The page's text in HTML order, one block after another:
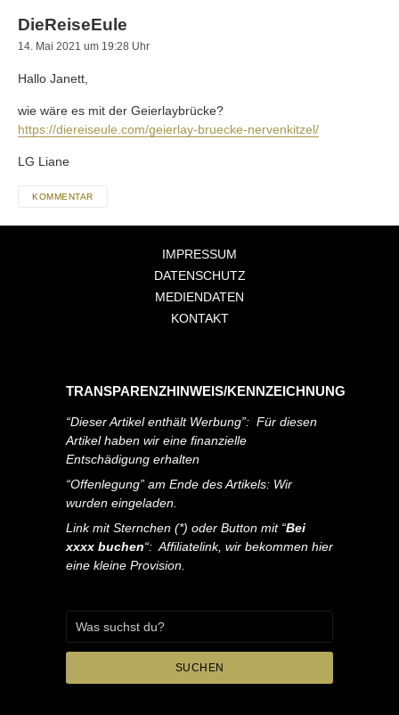
DieReiseEule
14. Mai 2021 um 19:28 Uhr
Hallo Janett,
wie wäre es mit der Geierlaybrücke?
https://diereiseule.com/geierlay-bruecke-nervenkitzel/
LG Liane
KOMMENTAR
IMPRESSUM
DATENSCHUTZ
MEDIENDATEN
KONTAKT
TRANSPARENZHINWEIS/KENNZEICHNUNG
“Dieser Artikel enthält Werbung”: Für diesen
Artikel haben wir eine finanzielle
Entschädigung erhalten
“Offenlegung” am Ende des Artikels: Wir
wurden eingeladen.
Link mit Sternchen (*) oder Button mit “Bei
xxxx buchen“: Affiliatelink, wir bekommen hier
eine kleine Provision.
SUCHEN